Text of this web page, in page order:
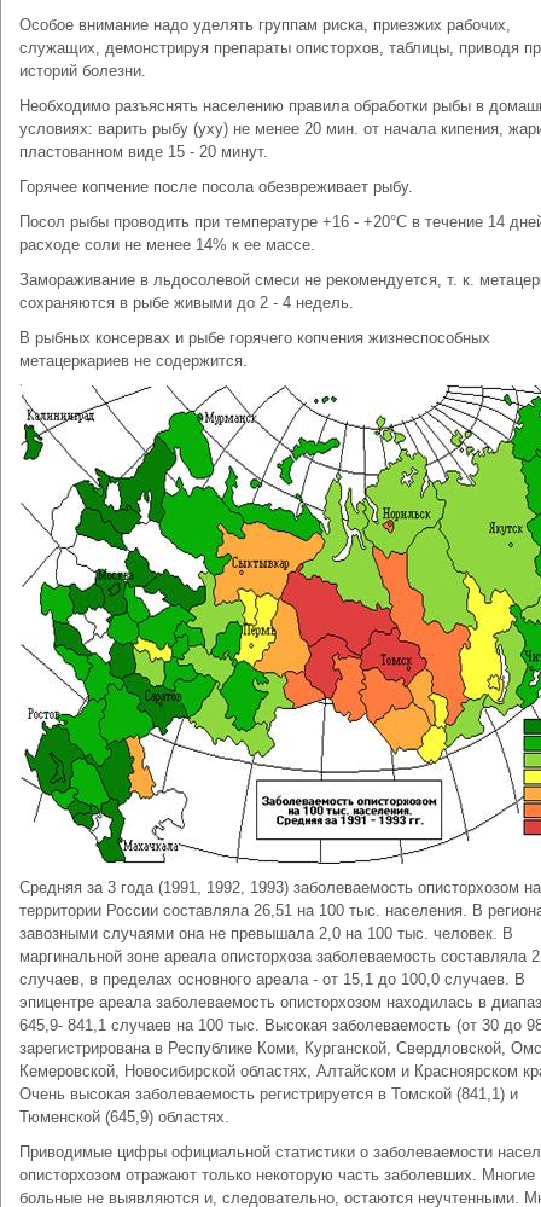
Особое внимание надо уделять группам риска, приезжих рабочих,
служащих, демонстрируя препараты описторхов, таблицы, приводя
историй болезни.
Необходимо разъяснять населению правила обработки рыбы в
условиях: варить рыбу (уху) не менее 20 мин. от начала кипения,
пластованном виде 15 - 20 минут.
Горячее копчение после посола обезвреживает рыбу.
Посол рыбы проводить при температуре +16 - +20°С в течение 14
расходе соли не менее 14% к ее массе.
Замораживание в льдосолевой смеси не рекомендуется, т. к.
сохраняются в рыбе живыми до 2 - 4 недель.
В рыбных консервах и рыбе горячего копчения жизнеспособных
метацеркариев не содержится.
Средняя за 3 года (1991, 1992, 1993) заболеваемость описторхозом на
территории России составляла 26,51 на 100 тыс. населения. В
завозными случаями она не превышала 2,0 на 100 тыс. человек. В
маргинальной зоне ареала описторхоза заболеваемость составляла
случаев, в пределах основного ареала - от 15,1 до 100,0 случаев. В
эпицентре ареала заболеваемость описторхозом находилась в
645,9- 841,1 случаев на 100 тыс. Высокая заболеваемость (от 30 до
зарегистрирована в Республике Коми, Курганской, Свердловской,
Кемеровской, Новосибирской областях, Алтайском и Красноярском
Очень высокая заболеваемость регистрируется в Томской (841,1) и
Тюменской (645,9) областях.
Приводимые цифры официальной статистики о заболеваемости
описторхозом отражают только некоторую часть заболевших. Многие
больные не выявляются и, следовательно, остаются неучтенными.